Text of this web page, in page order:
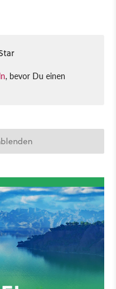
, bevor Du einen